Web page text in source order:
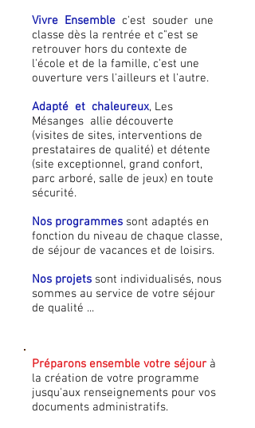
Vivre Ensemble c'est souder une
classe dès la rentrée et c"est se
retrouver hors du contexte de
l'école et de la famille, c'est une
ouverture vers l'ailleurs et l'autre.
Adapté et chaleureux, Les
Mésanges allie découverte
(visites de sites, interventions de
prestataires de qualité) et détente
(site exceptionnel, grand confort,
parc arboré, salle de jeux) en toute
sécurité.
Nos programmes sont adaptés en
fonction du niveau de chaque classe,
de séjour de vacances et de loisirs.
Nos projets sont individualisés, nous
sommes au service de votre séjour
de qualité ...
Préparons ensemble votre séjour à
la création de votre programme
jusqu'aux renseignements pour vos
documents administratifs.